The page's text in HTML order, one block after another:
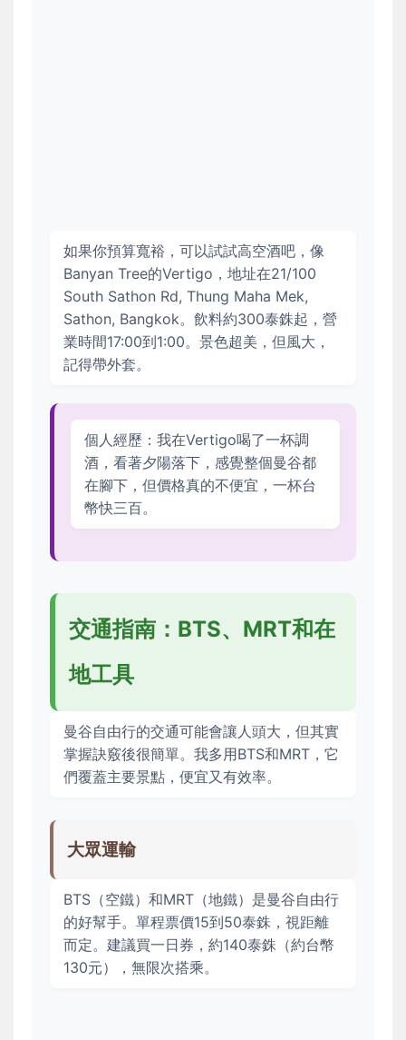
如果你預算寬裕，可以試試高空酒吧，像
Banyan Tree的Vertigo，地址在21/100
South Sathon Rd, Thung Maha Mek,
Sathon, Bangkok。飲料約300泰銖起，營
業時間17:00到1:00。景色超美，但風大，
記得帶外套。
個人經歷：我在Vertigo喝了一杯調
酒，看著夕陽落下，感覺整個曼谷都
在腳下，但價格真的不便宜，一杯台
幣快三百。
交通指南：BTS、MRT和在
地工具
曼谷自由行的交通可能會讓人頭大，但其實
掌握訣竅後很簡單。我多用BTS和MRT，它
們覆蓋主要景點，便宜又有效率。
大眾運輸
BTS（空鐵）和MRT（地鐵）是曼谷自由行
的好幫手。單程票價15到50泰銖，視距離
而定。建議買一日券，約140泰銖（約台幣
130元），無限次搭乘。